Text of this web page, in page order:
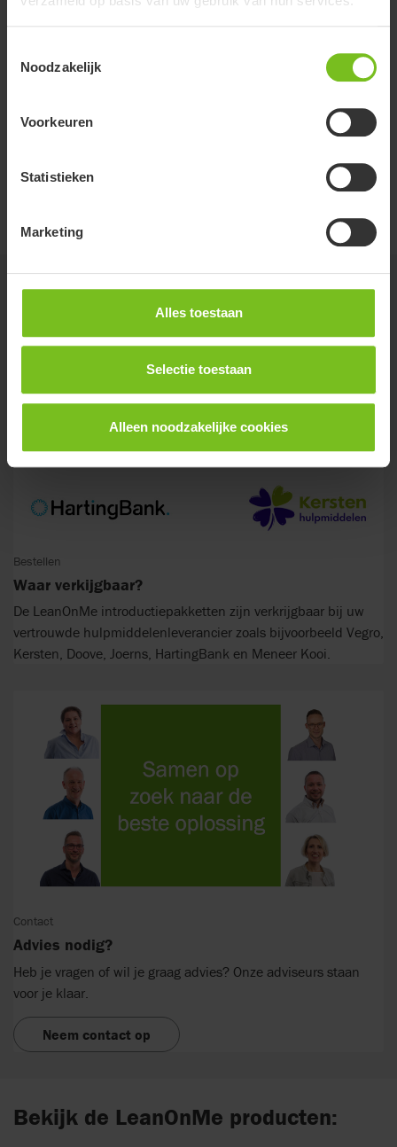
Noodzakelijk
Voorkeuren
Statistieken
Marketing
Alles toestaan
Selectie toestaan
Alleen noodzakelijke cookies
Bestellen en contact
Bestellen
Waar verkijgbaar?
De LeanOnMe introductiepakketten zijn verkrijgbaar bij uw
vertrouwde hulpmiddelenleverancier zoals bijvoorbeeld Vegro,
Kersten, Doove, Joerns, HartingBank en Meneer Kooi.
Contact
Advies nodig?
Heb je vragen of wil je graag advies? Onze adviseurs staan
voor je klaar.
Neem contact op
Bekijk de LeanOnMe producten: